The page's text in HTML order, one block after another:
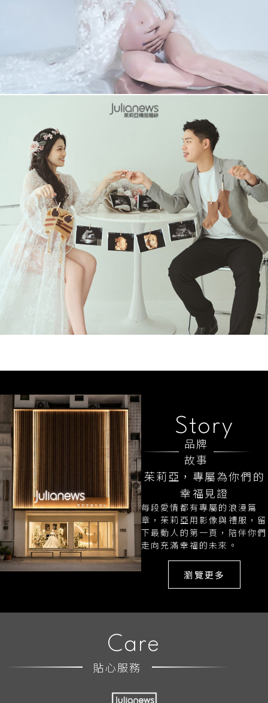
+
More
姵吟 孕婦照
+
More
Story
品牌
故事
茱莉亞，專屬為你們的
幸福見證
每段愛情都有專屬的浪漫篇
章，茱莉亞用影像與禮服，留
下最動人的第一頁，陪伴你們
走向充滿幸福的未來。
瀏覽更多
Care
貼心服務